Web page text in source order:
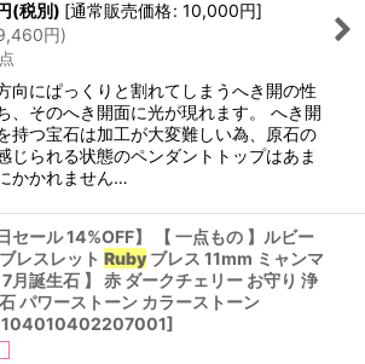
(税別) [通常販売価格: 10,000円]
円)
向にぱっくりと割れてしまうへき開の性
、そのへき開面に光が現れます。 へき開
持つ宝石は加工が大変難しい為、原石の
じられる状態のペンダントトップはあま
かかれません…
セール 14%OFF】 【 一点もの 】ルビー
レスレット Rubyブレス 11mm ミャンマ
7月誕生石 】 赤 ダークチェリー お守り 浄
パワーストーン カラーストーン
]